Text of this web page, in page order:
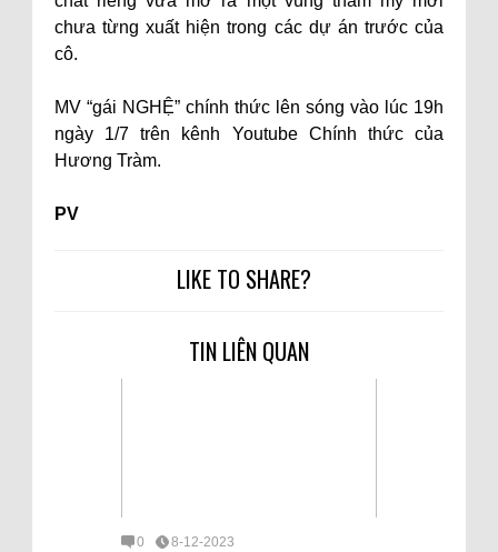
chưa từng xuất hiện trong các dự án trước của
cô.
MV “gái NGHỆ” chính thức lên sóng vào lúc 19h
ngày 1/7 trên kênh Youtube Chính thức của
Hương Tràm.
PV
LIKE TO SHARE?
TIN LIÊN QUAN
0 8-12-2023